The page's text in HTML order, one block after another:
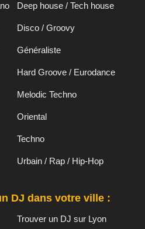
Deep house / Tech house
Disco / Groovy
Généraliste
Hard Groove / Eurodance
Melodic Techno
Oriental
Techno
Urbain / Rap / Hip-Hop
DJ dans votre ville :
Trouver un DJ sur Lyon